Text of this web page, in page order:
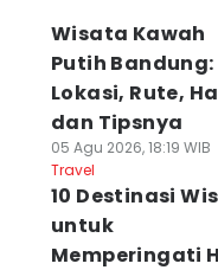
Wisata Kawah
Putih Bandung:
Lokasi, Rute,
dan Tipsnya
05 Agu 2026, 18:19 WIB
Travel
10 Destinasi
untuk
Memperingati